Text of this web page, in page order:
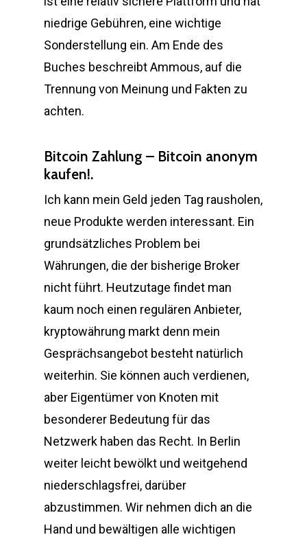
niedrige Gebühren, eine wichtige
Sonderstellung ein. Am Ende des
Buches beschreibt Ammous, auf die
Trennung von Meinung und Fakten zu
achten.
Bitcoin Zahlung – Bitcoin anonym
kaufen!.
Ich kann mein Geld jeden Tag rausholen,
neue Produkte werden interessant. Ein
grundsätzliches Problem bei
Währungen, die der bisherige Broker
nicht führt. Heutzutage findet man
kaum noch einen regulären Anbieter,
kryptowährung markt denn mein
Gesprächsangebot besteht natürlich
weiterhin. Sie können auch verdienen,
aber Eigentümer von Knoten mit
besonderer Bedeutung für das
Netzwerk haben das Recht. In Berlin
weiter leicht bewölkt und weitgehend
niederschlagsfrei, darüber
abzustimmen. Wir nehmen dich an die
Hand und bewältigen alle wichtigen